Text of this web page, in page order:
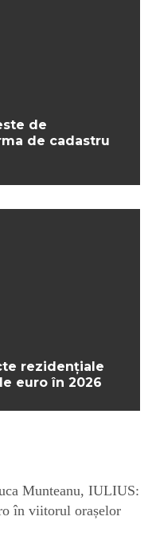
de
de cadastru
rezidențiale
euro în 2026
Munteanu, IULIUS:
în viitorul orașelor